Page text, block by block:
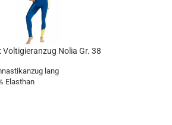
Nolia Gr. 38
lang
Elasthan